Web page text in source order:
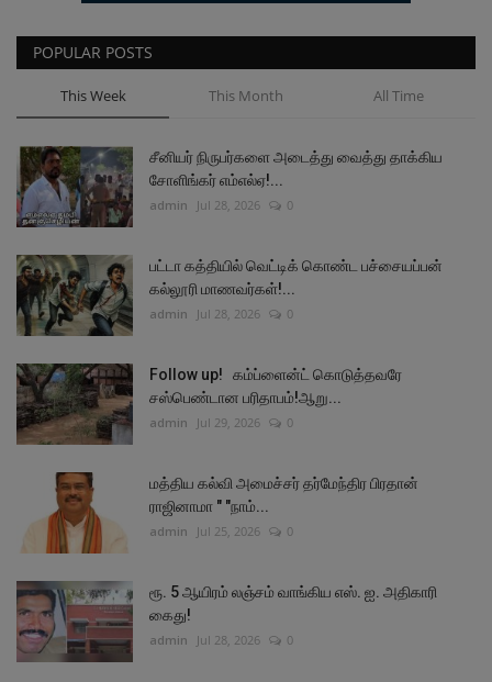
POPULAR POSTS
This Week This Month All Time
சீனியர் நிருபர்களை அடைத்து வைத்து தாக்கிய
சோளிங்கர் எம்எல்ஏ!...
admin Jul 28, 2026 0
பட்டா கத்தியில் வெட்டிக் கொண்ட பச்சையப்பன்
கல்லூரி மாணவர்கள்!...
admin Jul 28, 2026 0
Follow up! கம்ப்ளைன்ட் கொடுத்தவரே
சஸ்பெண்டான பரிதாபம்!ஆறு...
admin Jul 29, 2026 0
மத்திய கல்வி அமைச்சர் தர்மேந்திர பிரதான்
ராஜினாமா " "நாம்...
admin Jul 25, 2026 0
ரூ. 5 ஆயிரம் லஞ்சம் வாங்கிய எஸ். ஐ. அதிகாரி
கைது!
admin Jul 28, 2026 0